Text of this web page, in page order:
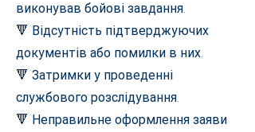
виконував бойові завдання.
🔻 Відсутність підтверджуючих
документів або помилки в них.
🔻 Затримки у проведенні
службового розслідування.
🔻 Неправильне оформлення заяви